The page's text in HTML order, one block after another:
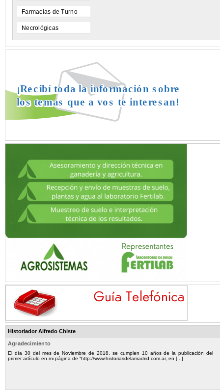
Farmacias de Turno
Necrológicas
Historiador Alfredo Chiste
Agradecimiento
El día 30 del mes de Noviembre de 2018, se cumplen 10 años de la publicación del
primer artículo en mi página de “http://www.historiasdelamadrid.com.ar, en [...]